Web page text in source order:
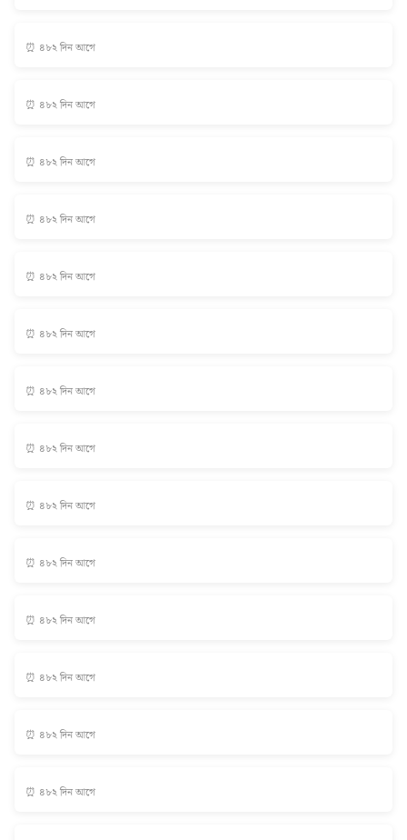
⏰ ৪৮২ দিন আগে
⏰ ৪৮২ দিন আগে
⏰ ৪৮২ দিন আগে
⏰ ৪৮২ দিন আগে
⏰ ৪৮২ দিন আগে
⏰ ৪৮২ দিন আগে
⏰ ৪৮২ দিন আগে
⏰ ৪৮২ দিন আগে
⏰ ৪৮২ দিন আগে
⏰ ৪৮২ দিন আগে
⏰ ৪৮২ দিন আগে
⏰ ৪৮২ দিন আগে
⏰ ৪৮২ দিন আগে
⏰ ৪৮২ দিন আগে